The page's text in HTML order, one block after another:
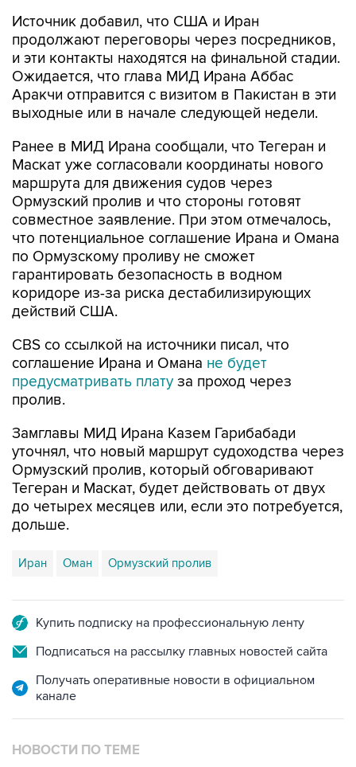
Источник добавил, что США и Иран
продолжают переговоры через посредников,
и эти контакты находятся на финальной стадии.
Ожидается, что глава МИД Ирана Аббас
Аракчи отправится с визитом в Пакистан в эти
выходные или в начале следующей недели.
Ранее в МИД Ирана сообщали, что Тегеран и
Маскат уже согласовали координаты нового
маршрута для движения судов через
Ормузский пролив и что стороны готовят
совместное заявление. При этом отмечалось,
что потенциальное соглашение Ирана и Омана
по Ормузскому проливу не сможет
гарантировать безопасность в водном
коридоре из-за риска дестабилизирующих
действий США.
CBS со ссылкой на источники писал, что
соглашение Ирана и Омана не будет
предусматривать плату за проход через
пролив.
Замглавы МИД Ирана Казем Гарибабади
уточнял, что новый маршрут судоходства через
Ормузский пролив, который обговаривают
Тегеран и Маскат, будет действовать от двух
до четырех месяцев или, если это потребуется,
дольше.
Иран Оман Ормузский пролив
Купить подписку на профессиональную ленту
Подписаться на рассылку главных новостей сайта
Получать оперативные новости в официальном
канале
НОВОСТИ ПО ТЕМЕ